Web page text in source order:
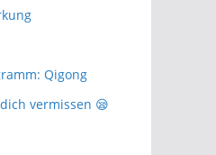
Qigong
vermissen 😪